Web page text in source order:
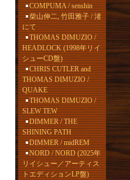
COMPUMA / senshin
柴山伸二, 竹田雅子 / 渚
にて
THOMAS DIMUZIO /
HEADLOCK (1998年リイ
シューCD盤)
CHRIS CUTLER and
THOMAS DIMUZIO /
QUAKE
THOMAS DIMUZIO /
SLEW TEW
DIMMER / THE
SHINING PATH
DIMMER / midREM
NORD / NORD (2025年
リイシュー／アーティス
トエディションLP盤)